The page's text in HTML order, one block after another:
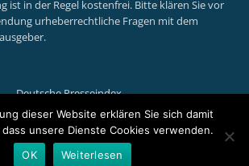
ist in der Regel kostenfrei. Bitte klären Sie vor
urheberrechtliche Fragen mit dem
Deutsche Presseindex
One Litepowered by WordPress
dieser Website erklären Sie sich damit
unsere Dienste Cookies verwenden.
OK
Weiterlesen